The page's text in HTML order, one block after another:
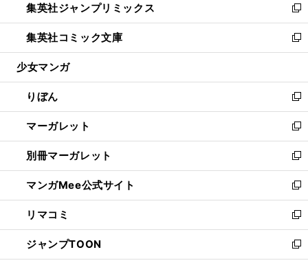
く
で
開
く
ド
ウ
で
開
ィ
ン
ド
ウ
開
く
い
ウ
ィ
ン
ウ
で
開
く
集英社ジャンプリミックス
新
し
い
ウ
ン
ド
ウ
で
開
く
集英社コミック文庫
新
し
ウ
ィ
ン
ド
ウ
で
開
く
少女マンガ
りぼん
新
し
い
ウ
ィ
ン
ド
ウ
で
開
く
マーガレット
新
し
い
ウ
ィ
ン
ド
ウ
で
開
別冊マーガレット
新
し
い
ウ
ィ
ン
ド
ウ
マンガMee公式サイト
新
し
い
ウ
ィ
ン
リマコミ
新
し
い
ウ
ジャンプTOON
新
し